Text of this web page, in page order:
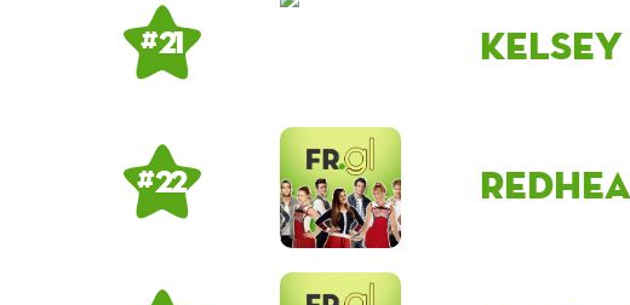
# 21 kelsey
# 22